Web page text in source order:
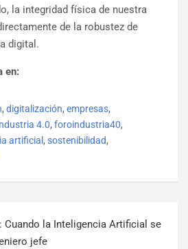
la integridad física de nuestra
de la robustez de
digital.
en:
, digitalización, empresas,
4.0, foroindustria40,
artificial , sostenibilidad,
Cuando la Inteligencia Artificial se
jefe